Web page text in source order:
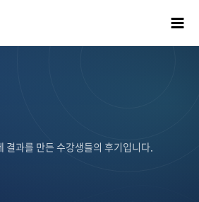
결과를 만든 수강생들의 후기입니다.